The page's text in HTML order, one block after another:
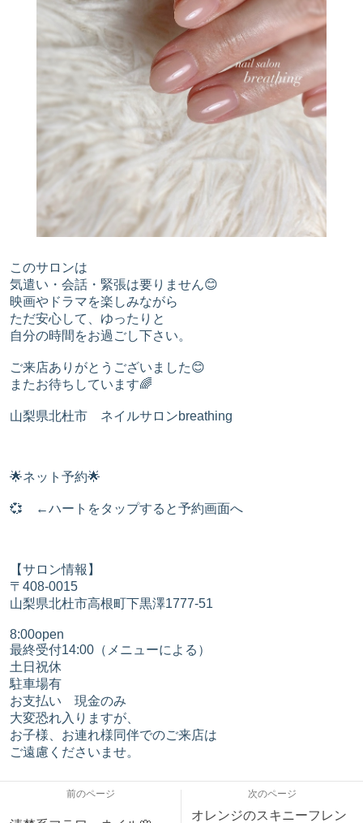
このサロンは
気遣い・会話・緊張は要りません😊
映画やドラマを楽しみながら
ただ安心して、ゆったりと
自分の時間をお過ごし下さい。
ご来店ありがとうございました😊
またお待ちしています🌈
山梨県北杜市 ネイルサロンbreathing
🌟ネット予約🌟
💞 ←ハートをタップすると予約画面へ
【サロン情報】
〒408-0015
山梨県北杜市高根町下黒澤1777-51
​8:00open
最終受付14:00（メニューによる）
土日祝休
​駐車場有
お支払い 現金のみ
大変恐れ入りますが、
お子様、お連れ様同伴でのご来店は
ご遠慮くださいませ。
前のページ 次のページ
オレンジのスキニーフレン